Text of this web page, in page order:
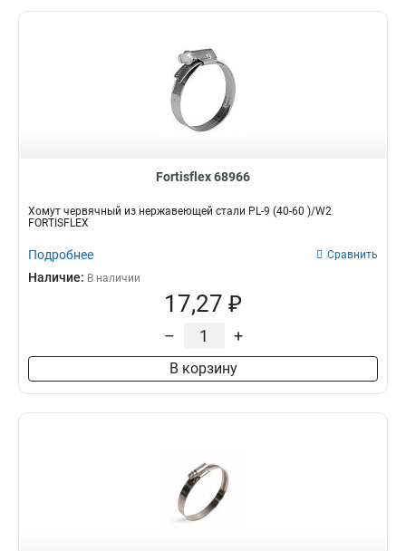
Fortisflex 68966
Хомут червячный из нержавеющей стали PL-9 (40-60 )/W2
FORTISFLEX
Подробнее Сравнить
Наличие: В наличии
17,27 ₽
– +
В корзину